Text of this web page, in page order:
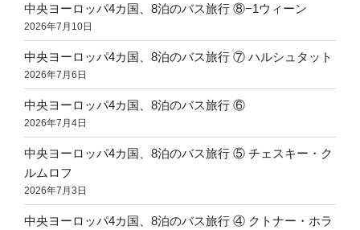
中央ヨーロッパ4カ国、8泊のバス旅行 ⑧−1ウィーン
2026年7月10日
中央ヨーロッパ4カ国、8泊のバス旅行 ⑦ ハルシュタット
2026年7月6日
中央ヨーロッパ4カ国、8泊のバス旅行 ⑥
2026年7月4日
中央ヨーロッパ4カ国、8泊のバス旅行 ⑤ チェスキー・ク
ルムロフ
2026年7月3日
中央ヨーロッパ4カ国、8泊のバス旅行 ④ クトナー・ホラ